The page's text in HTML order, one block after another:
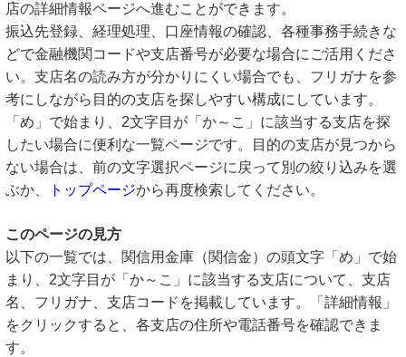
店の詳細情報ページへ進むことができます。
振込先登録、経理処理、口座情報の確認、各種事務手続きな
どで金融機関コードや支店番号が必要な場合にご活用くださ
い。支店名の読み方が分かりにくい場合でも、フリガナを参
考にしながら目的の支店を探しやすい構成にしています。
「め」で始まり、2文字目が「か～こ」に該当する支店を探
したい場合に便利な一覧ページです。目的の支店が見つから
ない場合は、前の文字選択ページに戻って別の絞り込みを選
ぶか、
トップページから再度検索してください。
このページの見方
以下の一覧では、関信用金庫（関信金）の頭文字「め」で始
まり、2文字目が「か～こ」に該当する支店について、支店
名、フリガナ、支店コードを掲載しています。「詳細情報」
をクリックすると、各支店の住所や電話番号を確認できま
す。